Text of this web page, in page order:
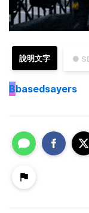
●
說明文字
Bbasedsayers